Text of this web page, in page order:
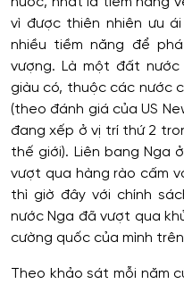
vì được thiên nhiên ưu
nhiều tiềm năng để
vượng. Là một đất
giàu có, thuộc các nước
(theo đánh giá của US
đang xếp ở vị trí thứ 2
thế giới). Liên bang Nga
vượt qua hàng rào cấm
thì giờ đây với chính
nước Nga đã vượt qua
cường quốc của mình
Theo khảo sát mỗi năm